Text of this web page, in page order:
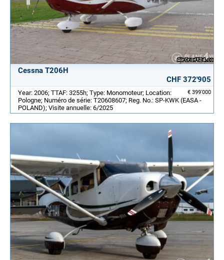
Cessna T206H
CHF 372'905
€ 399'000
Year: 2006; TTAF: 3255h; Type: Monomoteur; Location:
Pologne; Numéro de série: T20608607; Reg. No.: SP-KWK (EASA -
POLAND); Visite annuelle: 6/2025